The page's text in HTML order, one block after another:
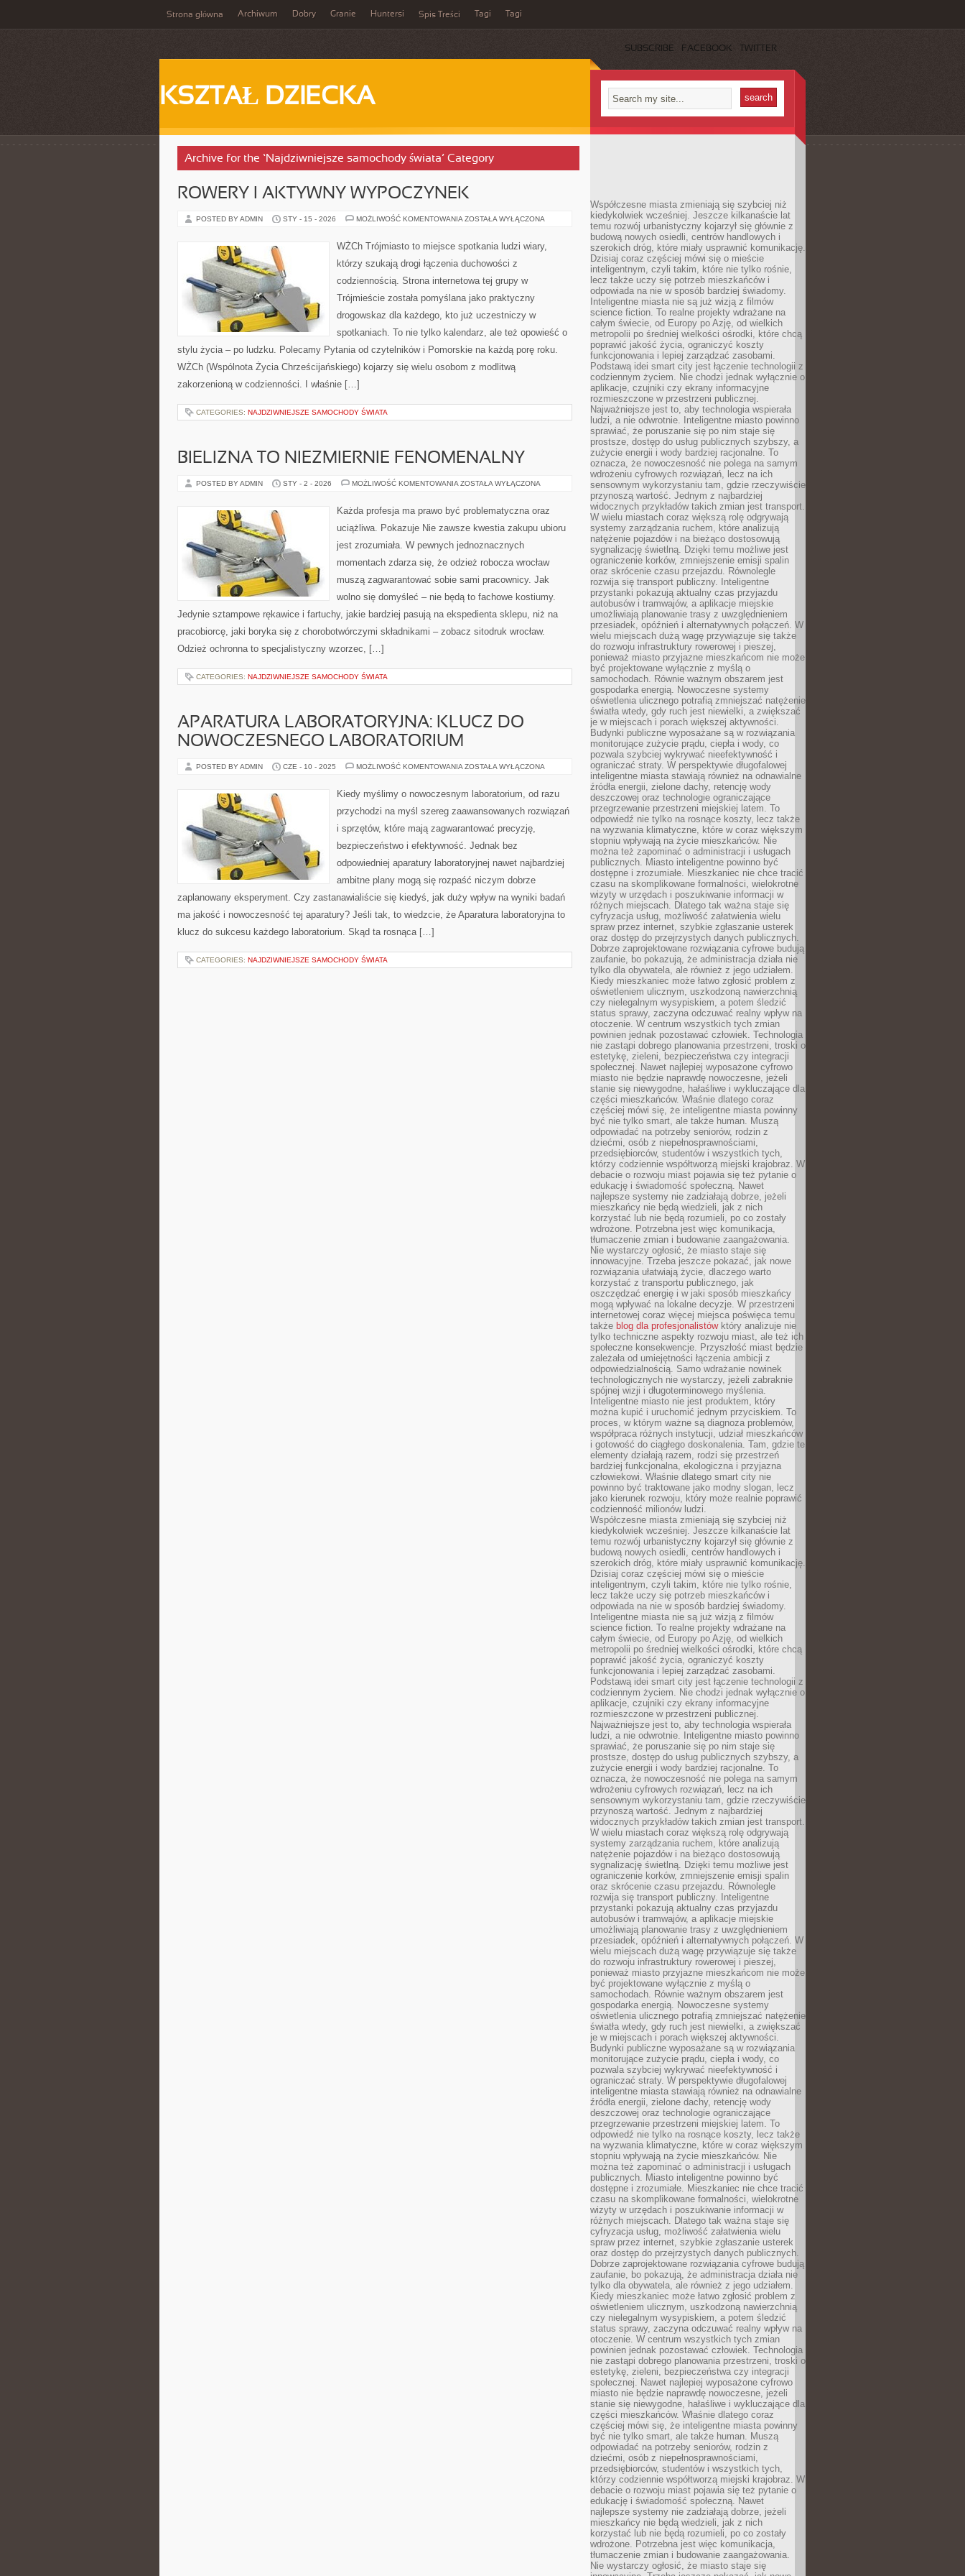
Strona główna Archiwum Dobry Granie Huntersi Spis Treści Tagi Tagi
SUBSCRIBE FACEBOOK TWITTER
KSZTAŁ DZIECKA
Archive for the ‘Najdziwniejsze samochody świata’ Category
ROWERY I AKTYWNY WYPOCZYNEK
POSTED BY ADMIN STY - 15 - 2026 MOŻLIWOŚĆ KOMENTOWANIA ROWERY
WYPOCZYNEK
ZOSTAŁA WYŁĄCZONA
WŻCh Trójmiasto to miejsce spotkania ludzi wiary,
którzy szukają drogi łączenia duchowości z
codziennością. Strona internetowa tej grupy w
Trójmieście została pomyślana jako praktyczny
drogowskaz dla każdego, kto już uczestniczy w
spotkaniach. To nie tylko kalendarz, ale też opowieść o
stylu życia – po ludzku. Polecamy Pytania od czytelników i Pomorskie na każdą porę roku.
WŻCh (Wspólnota Życia Chrześcijańskiego) kojarzy się wielu osobom z modlitwą
zakorzenioną w codzienności. I właśnie […]
CATEGORIES: NAJDZIWNIEJSZE SAMOCHODY ŚWIATA
BIELIZNA TO NIEZMIERNIE FENOMENALNY
POSTED BY ADMIN STY - 2 - 2026 MOŻLIWOŚĆ KOMENTOWANIA BIELIZNA
FENOMENALNY
ZOSTAŁA WYŁĄCZONA
Każda profesja ma prawo być problematyczna oraz
uciążliwa. Pokazuje Nie zawsze kwestia zakupu ubioru
jest zrozumiała. W pewnych jednoznacznych
momentach zdarza się, że odzież robocza wrocław
muszą zagwarantować sobie sami pracownicy. Jak
wolno się domyśleć – nie będą to fachowe kostiumy.
Jedynie sztampowe rękawice i fartuchy, jakie bardziej pasują na ekspedienta sklepu, niż na
pracobiorcę, jaki boryka się z chorobotwórczymi składnikami – zobacz sitodruk wrocław.
Odzież ochronna to specjalistyczny wzorzec, […]
CATEGORIES: NAJDZIWNIEJSZE SAMOCHODY ŚWIATA
APARATURA LABORATORYJNA: KLUCZ DO
NOWOCZESNEGO LABORATORIUM
POSTED BY ADMIN CZE - 10 - 2025 MOŻLIWOŚĆ KOMENTOWANIA APARATURA
DO
NOWOCZESNEGO
ZOSTAŁA WYŁĄCZONA
Kiedy myślimy o nowoczesnym laboratorium, od razu
przychodzi na myśl szereg zaawansowanych rozwiązań
i sprzętów, które mają zagwarantować precyzję,
bezpieczeństwo i efektywność. Jednak bez
odpowiedniej aparatury laboratoryjnej nawet najbardziej
ambitne plany mogą się rozpaść niczym dobrze
zaplanowany eksperyment. Czy zastanawialiście się kiedyś, jak duży wpływ na wyniki badań
ma jakość i nowoczesność tej aparatury? Jeśli tak, to wiedzcie, że Aparatura laboratoryjna to
klucz do sukcesu każdego laboratorium. Skąd ta rosnąca […]
CATEGORIES: NAJDZIWNIEJSZE SAMOCHODY ŚWIATA
Współczesne miasta zmieniają się szybciej niż
kiedykolwiek wcześniej. Jeszcze kilkanaście lat
temu rozwój urbanistyczny kojarzył się głównie z
budową nowych osiedli, centrów handlowych i
szerokich dróg, które miały usprawnić komunikację.
Dzisiaj coraz częściej mówi się o mieście
inteligentnym, czyli takim, które nie tylko rośnie,
lecz także uczy się potrzeb mieszkańców i
odpowiada na nie w sposób bardziej świadomy.
Inteligentne miasta nie są już wizją z filmów
science fiction. To realne projekty wdrażane na
całym świecie, od Europy po Azję, od wielkich
metropolii po średniej wielkości ośrodki, które chcą
poprawić jakość życia, ograniczyć koszty
funkcjonowania i lepiej zarządzać zasobami.
Podstawą idei smart city jest łączenie technologii z
codziennym życiem. Nie chodzi jednak wyłącznie o
aplikacje, czujniki czy ekrany informacyjne
rozmieszczone w przestrzeni publicznej.
Najważniejsze jest to, aby technologia wspierała
ludzi, a nie odwrotnie. Inteligentne miasto powinno
sprawiać, że poruszanie się po nim staje się
prostsze, dostęp do usług publicznych szybszy, a
zużycie energii i wody bardziej racjonalne. To
oznacza, że nowoczesność nie polega na samym
wdrożeniu cyfrowych rozwiązań, lecz na ich
sensownym wykorzystaniu tam, gdzie rzeczywiście
przynoszą wartość. Jednym z najbardziej
widocznych przykładów takich zmian jest transport.
W wielu miastach coraz większą rolę odgrywają
systemy zarządzania ruchem, które analizują
natężenie pojazdów i na bieżąco dostosowują
sygnalizację świetlną. Dzięki temu możliwe jest
ograniczenie korków, zmniejszenie emisji spalin
oraz skrócenie czasu przejazdu. Równolegle
rozwija się transport publiczny. Inteligentne
przystanki pokazują aktualny czas przyjazdu
autobusów i tramwajów, a aplikacje miejskie
umożliwiają planowanie trasy z uwzględnieniem
przesiadek, opóźnień i alternatywnych połączeń. W
wielu miejscach dużą wagę przywiązuje się także
do rozwoju infrastruktury rowerowej i pieszej,
ponieważ miasto przyjazne mieszkańcom nie może
być projektowane wyłącznie z myślą o
samochodach. Równie ważnym obszarem jest
gospodarka energią. Nowoczesne systemy
oświetlenia ulicznego potrafią zmniejszać natężenie
światła wtedy, gdy ruch jest niewielki, a zwiększać
je w miejscach i porach większej aktywności.
Budynki publiczne wyposażane są w rozwiązania
monitorujące zużycie prądu, ciepła i wody, co
pozwala szybciej wykrywać nieefektywność i
ograniczać straty. W perspektywie długofalowej
inteligentne miasta stawiają również na odnawialne
źródła energii, zielone dachy, retencję wody
deszczowej oraz technologie ograniczające
przegrzewanie przestrzeni miejskiej latem. To
odpowiedź nie tylko na rosnące koszty, lecz także
na wyzwania klimatyczne, które w coraz większym
stopniu wpływają na życie mieszkańców. Nie
można też zapominać o administracji i usługach
publicznych. Miasto inteligentne powinno być
dostępne i zrozumiałe. Mieszkaniec nie chce tracić
czasu na skomplikowane formalności, wielokrotne
wizyty w urzędach i poszukiwanie informacji w
różnych miejscach. Dlatego tak ważna staje się
cyfryzacja usług, możliwość załatwienia wielu
spraw przez internet, szybkie zgłaszanie usterek
oraz dostęp do przejrzystych danych publicznych.
Dobrze zaprojektowane rozwiązania cyfrowe budują
zaufanie, bo pokazują, że administracja działa nie
tylko dla obywatela, ale również z jego udziałem.
Kiedy mieszkaniec może łatwo zgłosić problem z
oświetleniem ulicznym, uszkodzoną nawierzchnią
czy nielegalnym wysypiskiem, a potem śledzić
status sprawy, zaczyna odczuwać realny wpływ na
otoczenie. W centrum wszystkich tych zmian
powinien jednak pozostawać człowiek. Technologia
nie zastąpi dobrego planowania przestrzeni, troski o
estetykę, zieleni, bezpieczeństwa czy integracji
społecznej. Nawet najlepiej wyposażone cyfrowo
miasto nie będzie naprawdę nowoczesne, jeżeli
stanie się niewygodne, hałaśliwe i wykluczające dla
części mieszkańców. Właśnie dlatego coraz
częściej mówi się, że inteligentne miasta powinny
być nie tylko smart, ale także human. Muszą
odpowiadać na potrzeby seniorów, rodzin z
dziećmi, osób z niepełnosprawnościami,
przedsiębiorców, studentów i wszystkich tych,
którzy codziennie współtworzą miejski krajobraz. W
debacie o rozwoju miast pojawia się też pytanie o
edukację i świadomość społeczną. Nawet
najlepsze systemy nie zadziałają dobrze, jeżeli
mieszkańcy nie będą wiedzieli, jak z nich
korzystać lub nie będą rozumieli, po co zostały
wdrożone. Potrzebna jest więc komunikacja,
tłumaczenie zmian i budowanie zaangażowania.
Nie wystarczy ogłosić, że miasto staje się
innowacyjne. Trzeba jeszcze pokazać, jak nowe
rozwiązania ułatwiają życie, dlaczego warto
korzystać z transportu publicznego, jak
oszczędzać energię i w jaki sposób mieszkańcy
mogą wpływać na lokalne decyzje. W przestrzeni
internetowej coraz więcej miejsca poświęca temu
także blog dla profesjonalistówktóry analizuje nie
tylko techniczne aspekty rozwoju miast, ale też ich
społeczne konsekwencje. Przyszłość miast będzie
zależała od umiejętności łączenia ambicji z
odpowiedzialnością. Samo wdrażanie nowinek
technologicznych nie wystarczy, jeżeli zabraknie
spójnej wizji i długoterminowego myślenia.
Inteligentne miasto nie jest produktem, który
można kupić i uruchomić jednym przyciskiem. To
proces, w którym ważne są diagnoza problemów,
współpraca różnych instytucji, udział mieszkańców
i gotowość do ciągłego doskonalenia. Tam, gdzie te
elementy działają razem, rodzi się przestrzeń
bardziej funkcjonalna, ekologiczna i przyjazna
człowiekowi. Właśnie dlatego smart city nie
powinno być traktowane jako modny slogan, lecz
jako kierunek rozwoju, który może realnie poprawić
codzienność milionów ludzi.
Współczesne miasta zmieniają się szybciej niż
kiedykolwiek wcześniej. Jeszcze kilkanaście lat
temu rozwój urbanistyczny kojarzył się głównie z
budową nowych osiedli, centrów handlowych i
szerokich dróg, które miały usprawnić komunikację.
Dzisiaj coraz częściej mówi się o mieście
inteligentnym, czyli takim, które nie tylko rośnie,
lecz także uczy się potrzeb mieszkańców i
odpowiada na nie w sposób bardziej świadomy.
Inteligentne miasta nie są już wizją z filmów
science fiction. To realne projekty wdrażane na
całym świecie, od Europy po Azję, od wielkich
metropolii po średniej wielkości ośrodki, które chcą
poprawić jakość życia, ograniczyć koszty
funkcjonowania i lepiej zarządzać zasobami.
Podstawą idei smart city jest łączenie technologii z
codziennym życiem. Nie chodzi jednak wyłącznie o
aplikacje, czujniki czy ekrany informacyjne
rozmieszczone w przestrzeni publicznej.
Najważniejsze jest to, aby technologia wspierała
ludzi, a nie odwrotnie. Inteligentne miasto powinno
sprawiać, że poruszanie się po nim staje się
prostsze, dostęp do usług publicznych szybszy, a
zużycie energii i wody bardziej racjonalne. To
oznacza, że nowoczesność nie polega na samym
wdrożeniu cyfrowych rozwiązań, lecz na ich
sensownym wykorzystaniu tam, gdzie rzeczywiście
przynoszą wartość. Jednym z najbardziej
widocznych przykładów takich zmian jest transport.
W wielu miastach coraz większą rolę odgrywają
systemy zarządzania ruchem, które analizują
natężenie pojazdów i na bieżąco dostosowują
sygnalizację świetlną. Dzięki temu możliwe jest
ograniczenie korków, zmniejszenie emisji spalin
oraz skrócenie czasu przejazdu. Równolegle
rozwija się transport publiczny. Inteligentne
przystanki pokazują aktualny czas przyjazdu
autobusów i tramwajów, a aplikacje miejskie
umożliwiają planowanie trasy z uwzględnieniem
przesiadek, opóźnień i alternatywnych połączeń. W
wielu miejscach dużą wagę przywiązuje się także
do rozwoju infrastruktury rowerowej i pieszej,
ponieważ miasto przyjazne mieszkańcom nie może
być projektowane wyłącznie z myślą o
samochodach. Równie ważnym obszarem jest
gospodarka energią. Nowoczesne systemy
oświetlenia ulicznego potrafią zmniejszać natężenie
światła wtedy, gdy ruch jest niewielki, a zwiększać
je w miejscach i porach większej aktywności.
Budynki publiczne wyposażane są w rozwiązania
monitorujące zużycie prądu, ciepła i wody, co
pozwala szybciej wykrywać nieefektywność i
ograniczać straty. W perspektywie długofalowej
inteligentne miasta stawiają również na odnawialne
źródła energii, zielone dachy, retencję wody
deszczowej oraz technologie ograniczające
przegrzewanie przestrzeni miejskiej latem. To
odpowiedź nie tylko na rosnące koszty, lecz także
na wyzwania klimatyczne, które w coraz większym
stopniu wpływają na życie mieszkańców. Nie
można też zapominać o administracji i usługach
publicznych. Miasto inteligentne powinno być
dostępne i zrozumiałe. Mieszkaniec nie chce tracić
czasu na skomplikowane formalności, wielokrotne
wizyty w urzędach i poszukiwanie informacji w
różnych miejscach. Dlatego tak ważna staje się
cyfryzacja usług, możliwość załatwienia wielu
spraw przez internet, szybkie zgłaszanie usterek
oraz dostęp do przejrzystych danych publicznych.
Dobrze zaprojektowane rozwiązania cyfrowe budują
zaufanie, bo pokazują, że administracja działa nie
tylko dla obywatela, ale również z jego udziałem.
Kiedy mieszkaniec może łatwo zgłosić problem z
oświetleniem ulicznym, uszkodzoną nawierzchnią
czy nielegalnym wysypiskiem, a potem śledzić
status sprawy, zaczyna odczuwać realny wpływ na
otoczenie. W centrum wszystkich tych zmian
powinien jednak pozostawać człowiek. Technologia
nie zastąpi dobrego planowania przestrzeni, troski o
estetykę, zieleni, bezpieczeństwa czy integracji
społecznej. Nawet najlepiej wyposażone cyfrowo
miasto nie będzie naprawdę nowoczesne, jeżeli
stanie się niewygodne, hałaśliwe i wykluczające dla
części mieszkańców. Właśnie dlatego coraz
częściej mówi się, że inteligentne miasta powinny
być nie tylko smart, ale także human. Muszą
odpowiadać na potrzeby seniorów, rodzin z
dziećmi, osób z niepełnosprawnościami,
przedsiębiorców, studentów i wszystkich tych,
którzy codziennie współtworzą miejski krajobraz. W
debacie o rozwoju miast pojawia się też pytanie o
edukację i świadomość społeczną. Nawet
najlepsze systemy nie zadziałają dobrze, jeżeli
mieszkańcy nie będą wiedzieli, jak z nich
korzystać lub nie będą rozumieli, po co zostały
wdrożone. Potrzebna jest więc komunikacja,
tłumaczenie zmian i budowanie zaangażowania.
Nie wystarczy ogłosić, że miasto staje się